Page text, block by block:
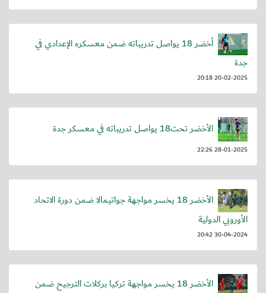
أخضر 18 يواصل تدريباته ضمن معسكره الإعدادي في
جدة
20-02-2025 20:18
الأخضر تحت18 يواصل تدريباته في معسكر جدة
28-01-2025 22:26
الأخضر 18 يخسر مواجهة جواتيمالا ضمن دورة الاتحاد
الأوروبي الدولية
30-04-2024 20:42
الأخضر 18 يخسر مواجهة تركيا بركلات الترجيح ضمن